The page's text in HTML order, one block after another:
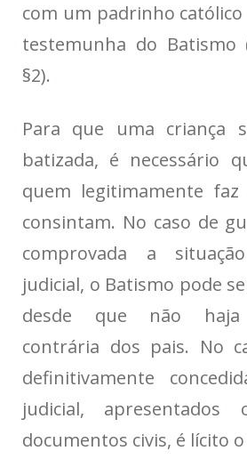
com um padrinho católico
testemunha do Batismo
§2).
Para que uma criança
batizada, é necessário
quem legitimamente faz
consintam. No caso de
comprovada a
judicial, o Batismo pode
desde que não haja
contrária dos pais. No
definitivamente
judicial, apresentados
documentos civis, é lícito